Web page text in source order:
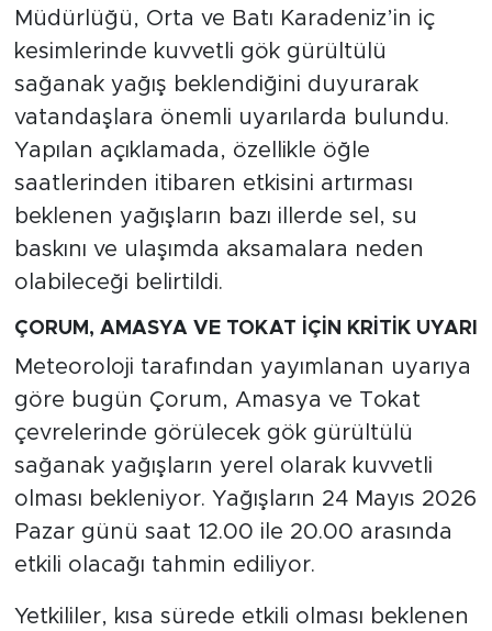
Müdürlüğü, Orta ve Batı Karadeniz’in iç
kesimlerinde kuvvetli gök gürültülü
sağanak yağış beklendiğini duyurarak
vatandaşlara önemli uyarılarda bulundu.
Yapılan açıklamada, özellikle öğle
saatlerinden itibaren etkisini artırması
beklenen yağışların bazı illerde sel, su
baskını ve ulaşımda aksamalara neden
olabileceği belirtildi.
ÇORUM, AMASYA VE TOKAT İÇİN KRİTİK UYARI
Meteoroloji tarafından yayımlanan uyarıya
göre bugün Çorum, Amasya ve Tokat
çevrelerinde görülecek gök gürültülü
sağanak yağışların yerel olarak kuvvetli
olması bekleniyor. Yağışların 24 Mayıs 2026
Pazar günü saat 12.00 ile 20.00 arasında
etkili olacağı tahmin ediliyor.
Yetkililer, kısa sürede etkili olması beklenen